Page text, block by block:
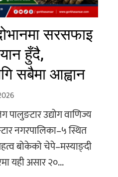
सरसफाइ
हुँदै,
सबैमा आह्वान
पालुङटार उद्योग वाणिज्य
नगरपालिका–५ स्थित
बोकेको चेपे–मस्याङ्दी
यही असार २०...